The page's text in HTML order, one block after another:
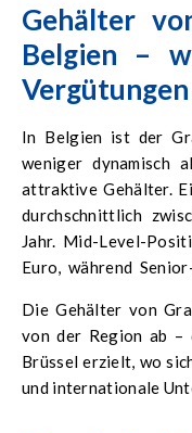
Gehälter
Belgien –
Vergütungen
In Belgien ist der
weniger dynamisch
attraktive Gehälter.
durchschnittlich
Jahr. Mid-Level-
Euro, während
Die Gehälter von
von der Region ab –
Brüssel erzielt, wo
und internationale